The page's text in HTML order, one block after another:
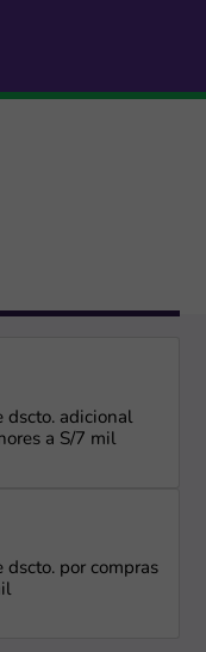
dscto. adicional
a S/7 mil
dscto. por compras